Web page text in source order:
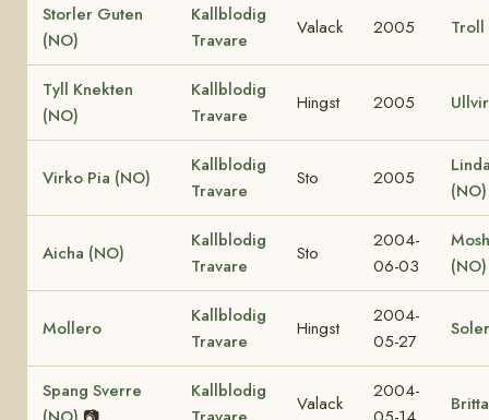
Storler Guten
(NO)
Kallblodig
Travare
Valack 2005 Troll
Tyll Knekten
(NO)
Kallblodig
Travare
Hingst 2005
Virko Pia (NO)
Kallblodig
Travare
Sto 2005
(NO)
Aicha (NO)
Kallblodig
Travare
Sto
2004-
06-03
(NO)
Mollero
Kallblodig
Travare
Hingst
2004-
05-27
Spang Sverre
Kallblodig
Valack
2004-